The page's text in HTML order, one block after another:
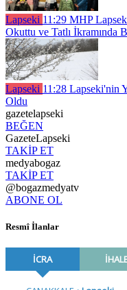
Lapseki 11:29 MHP
Okuttu ve Tatlı İkramında
Lapseki 11:28 Lapseki'nin
Oldu
gazetelapseki
BEĞEN
GazeteLapseki
TAKİP ET
medyabogaz
TAKİP ET
@bogazmedyatv
ABONE OL
Resmî İlanlar